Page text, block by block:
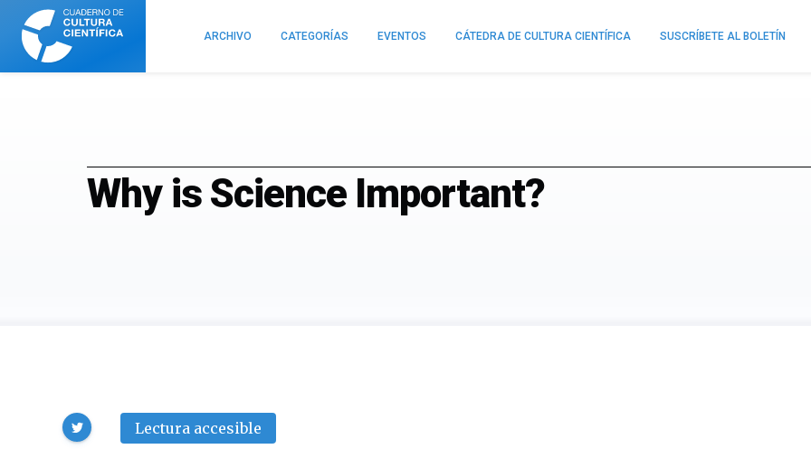
Cuaderno
Cultura
Científica
ARCHIVO CATEGORÍAS EVENTOS CÁTEDRA DE CULTURA CIENTÍFICA SUSCRÍBETE AL BOLETÍN
Why is Science Important?
Lectura accesible
Compartir